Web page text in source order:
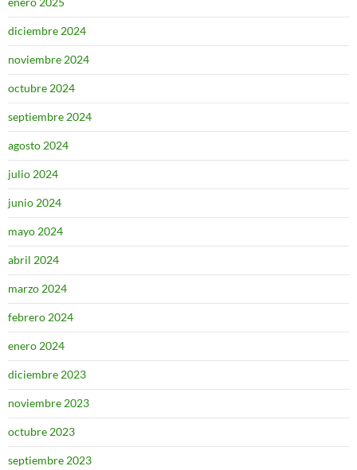
diciembre 2024
noviembre 2024
octubre 2024
septiembre 2024
agosto 2024
julio 2024
junio 2024
mayo 2024
abril 2024
marzo 2024
febrero 2024
enero 2024
diciembre 2023
noviembre 2023
octubre 2023
septiembre 2023